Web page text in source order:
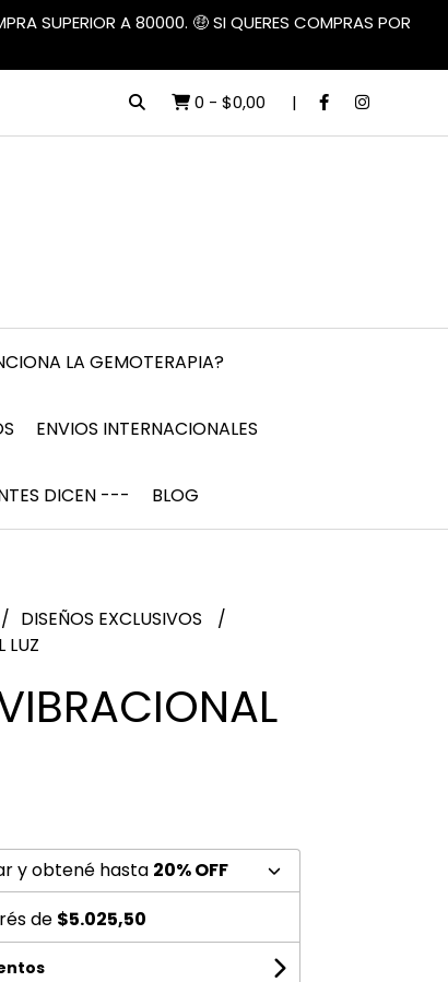
SUPERIOR A 80000. 🤑 SI QUERES COMPRAS POR
0 - $0,00
LA GEMOTERAPIA?
ENVIOS INTERNACIONALES
DICEN --- BLOG
DISEÑOS EXCLUSIVOS
LUZ
y obtené hasta 20% OFF
de $5.025,50